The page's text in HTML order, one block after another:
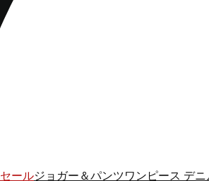
セールジョガー＆パンツワンピース デニ